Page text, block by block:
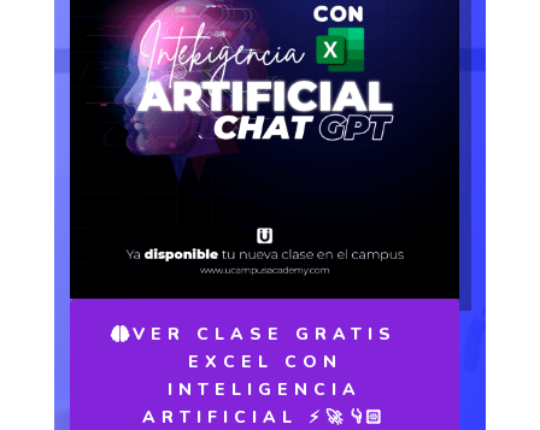
VER CLASE GRATIS
EXCEL CON
INTELIGENCIA
ARTIFICIAL ⚡️🚀👇🏻